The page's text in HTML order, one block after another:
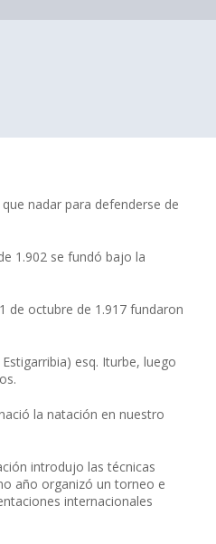
nadar para defenderse de
1.902 se fundó bajo la
de octubre de 1.917 fundaron
esq. Iturbe, luego
la natación en nuestro
introdujo las técnicas
año organizó un torneo e
internacionales